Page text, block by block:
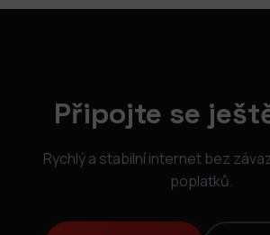
Připojte se
Rychlý a stabilní internet bez
poplatků.